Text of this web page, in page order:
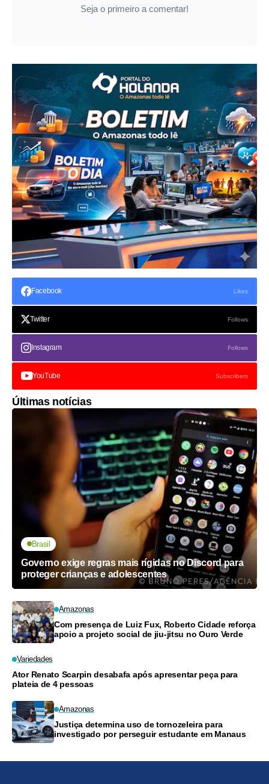
Seja o primeiro a comentar!
Facebook Likes
Twitter Follows
Instagram Follows
YouTube Subscribers
Últimas notícias
Brasil
Governo exige regras mais rígidas no Discord para
proteger crianças e adolescentes
Amazonas
Com presença de Luiz Fux, Roberto Cidade reforça
apoio a projeto social de jiu-jitsu no Ouro Verde
Variedades
Ator Renato Scarpin desabafa após apresentar peça para
plateia de 4 pessoas
Amazonas
Justiça determina uso de tornozeleira para
investigado por perseguir estudante em Manaus